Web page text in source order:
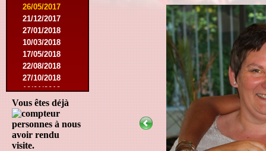
26/05/2017
21/12/2017
27/01/2018
10/03/2018
17/05/2018
22/08/2018
27/10/2018
12/01/2019
23/11/2019
Vous êtes déjà
personnes à nous
avoir rendu
visite.